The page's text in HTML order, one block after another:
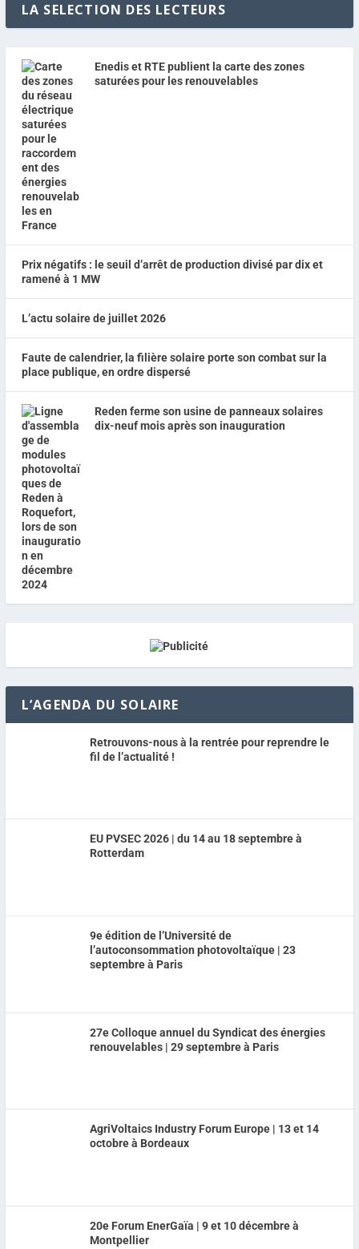
LA SELECTION DES LECTEURS
Enedis et RTE publient la carte des zones
saturées pour les renouvelables
Prix négatifs : le seuil d’arrêt de production divisé par dix et
ramené à 1 MW
L’actu solaire de juillet 2026
Faute de calendrier, la filière solaire porte son combat sur la
place publique, en ordre dispersé
Reden ferme son usine de panneaux solaires
dix-neuf mois après son inauguration
L’AGENDA DU SOLAIRE
Retrouvons-nous à la rentrée pour reprendre le
fil de l’actualité !
EU PVSEC 2026 | du 14 au 18 septembre à
Rotterdam
9e édition de l’Université de
l’autoconsommation photovoltaïque | 23
septembre à Paris
27e Colloque annuel du Syndicat des énergies
renouvelables | 29 septembre à Paris
AgriVoltaics Industry Forum Europe | 13 et 14
octobre à Bordeaux
20e Forum EnerGaïa | 9 et 10 décembre à
Montpellier